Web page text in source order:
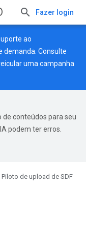
Fazer login
ao
demanda. Consulte
uma campanha
de conteúdos para seu
podem ter erros.
Piloto de upload de SDF